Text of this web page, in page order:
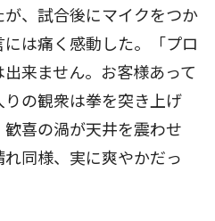
、試合後にマイクをつか
は痛く感動した。「プロ
来ません。お客様あって
の観衆は拳を突き上げ
歓喜の渦が天井を震わせ
同様、実に爽やかだっ